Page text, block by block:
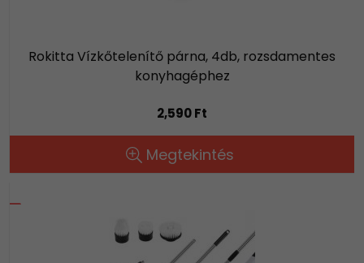
Rokitta Vízkőtelenítő párna, 4db, rozsdamentes
konyhagéphez
2,590 Ft
Megtekintés